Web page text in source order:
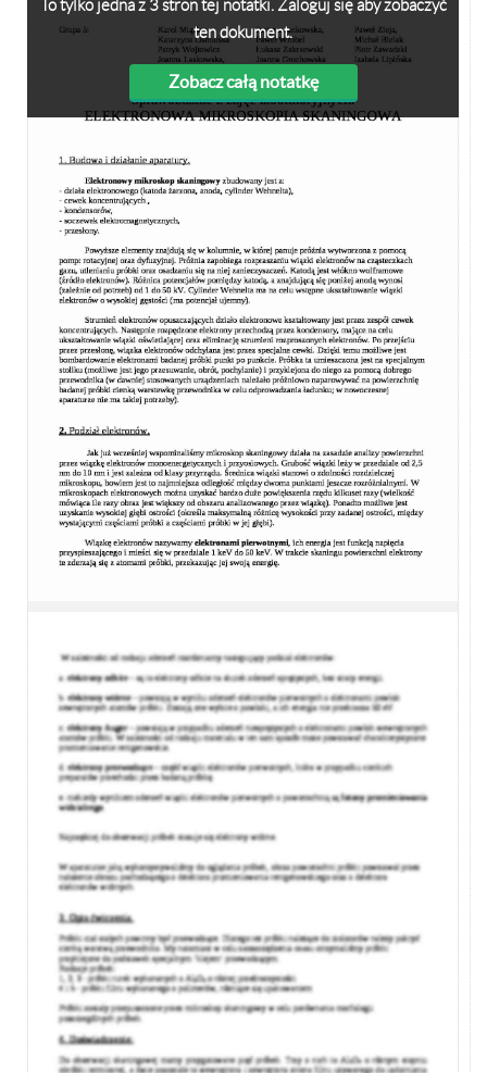
To tylko jedna z 3 stron tej notatki. Zaloguj się aby zobaczyć
ten dokument.
Zobacz całą notatkę